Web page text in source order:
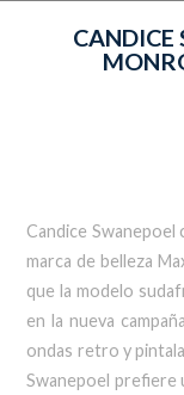
CANDICE
Candice Swanepoel
marca de belleza
que la modelo
en la nueva
ondas retro y
Swanepoel prefiere